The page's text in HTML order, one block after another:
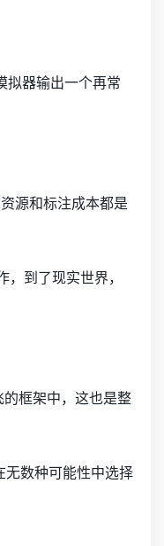
拟器输出一个再常
源和标注成本都是
到了现实世界，
框架中，这也是整
无数种可能性中选择